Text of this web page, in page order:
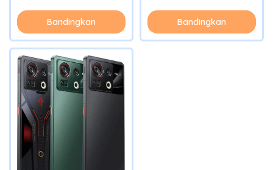
Bandingkan Bandingkan